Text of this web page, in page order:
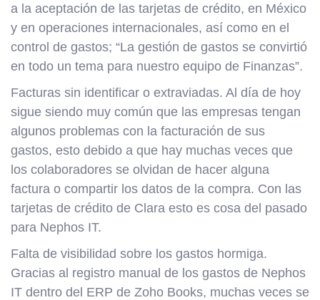
a la aceptación de las tarjetas de crédito, en México
y en operaciones internacionales, así como en el
control de gastos; “La gestión de gastos se convirtió
en todo un tema para nuestro equipo de Finanzas”.
Facturas sin identificar o extraviadas. Al día de hoy
sigue siendo muy común que las empresas tengan
algunos problemas con la facturación de sus
gastos, esto debido a que hay muchas veces que
los colaboradores se olvidan de hacer alguna
factura o compartir los datos de la compra. Con las
tarjetas de crédito de Clara esto es cosa del pasado
para Nephos IT.
Falta de visibilidad sobre los gastos hormiga.
Gracias al registro manual de los gastos de Nephos
IT dentro del ERP de Zoho Books, muchas veces se